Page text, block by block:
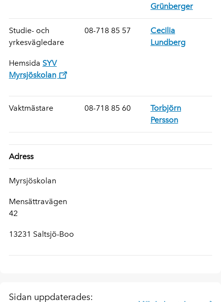
Grünberger
Studie- och
yrkesvägledare
Hemsida SYV
Myrsjöskolan
08-718 85 57
Cecilia
Lundberg
Vaktmästare 08-718 85 60
Torbjörn
Persson
Adress
Myrsjöskolan
Mensättravägen
42
13231 Saltsjö-Boo
Sidan uppdaterades: